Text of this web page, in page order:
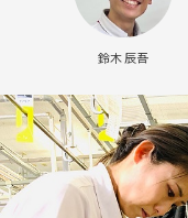
この仕
鈴木 辰吾